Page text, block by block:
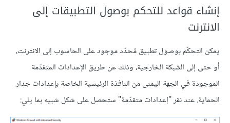
إنشاء قواعد للتحكم بوصول التطبيقات إلى
الانترنت
يمكن التحكّم بوصول تطبيق مُحدّد موجود على الحاسوب إلى الانترنت،
أو حتى إلى الشبكة الخارجية، وذلك عن طريق الإعدادات المتقدّمة
الموجودة في الجهة اليمنى من النافذة الرئيسية الخاصة بإعدادات جدار
الحماية. عند نقر "إعدادات متقدّمة" ستحصل على شكل شبيه بما يلي: